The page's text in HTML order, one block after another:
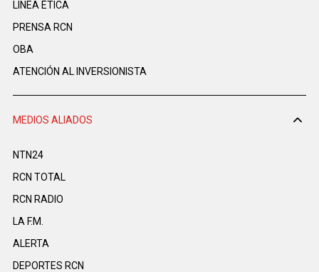
LINEA ÉTICA
PRENSA RCN
OBA
ATENCIÓN AL INVERSIONISTA
MEDIOS ALIADOS
NTN24
RCN TOTAL
RCN RADIO
LA F.M.
ALERTA
DEPORTES RCN